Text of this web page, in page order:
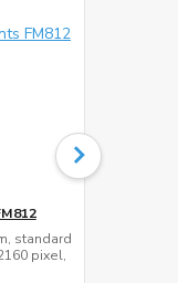
standard
pixel,